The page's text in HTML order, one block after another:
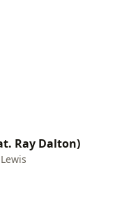
Ray Dalton)